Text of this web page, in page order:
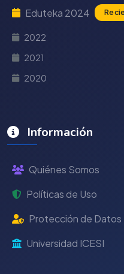
Eduteka 2024
2022
2021
2020
Información
Quiénes Somos
Políticas de Uso
Protección de Datos
Universidad ICESI